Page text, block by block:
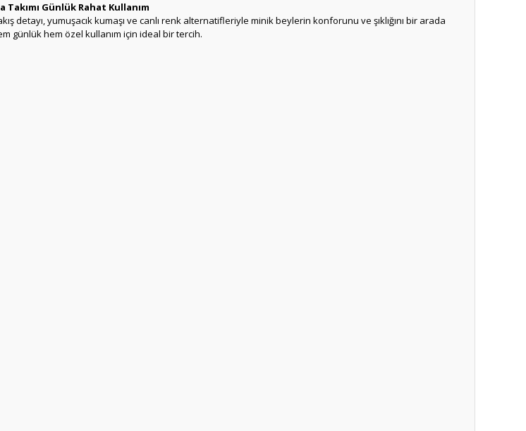
Takımı Günlük Rahat Kullanım
detayı, yumuşacık kumaşı ve canlı renk alternatifleriyle minik beylerin konforunu ve şıklığını bir arada
günlük hem özel kullanım için ideal bir tercih.